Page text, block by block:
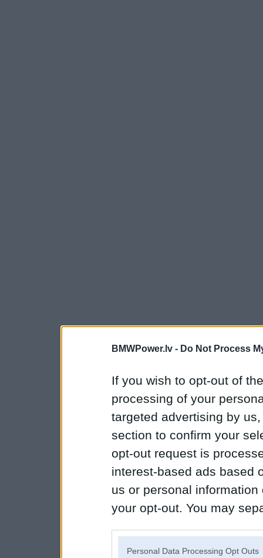
BMWPower.lv - Do Not Process
If you wish to opt-out of
processing of your
targeted advertising by
section to confirm your
opt-out request is
interest-based ads based
us or personal
your opt-out. You may
Personal Data Processing Opt Outs